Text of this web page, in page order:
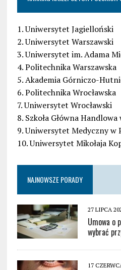
1. Uniwersytet Jagielloński
2. Uniwersytet Warszawski
3. Uniwersytet im. Adama
4. Politechnika Warszawska
5. Akademia Górniczo-
6. Politechnika Wrocławska
7. Uniwersytet Wrocławski
8. Szkoła Główna
9. Uniwersytet Medyczny w
10. Uniwersytet Mikołaja
NAJNOWSZE PORADY
27 LIPCA
Umowa o
wybrać
17